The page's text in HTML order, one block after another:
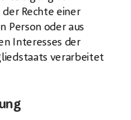
der Rechte einer
Person oder aus
Interesses der
verarbeitet